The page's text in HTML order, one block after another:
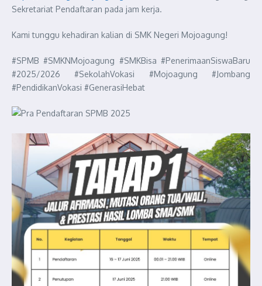
Sekretariat Pendaftaran pada jam kerja.
Kami tunggu kehadiran kalian di SMK Negeri Mojoagung!
#SPMB #SMKNMojoagung #SMKBisa #PenerimaanSiswaBaru
#2025/2026 #SekolahVokasi #Mojoagung #Jombang
#PendidikanVokasi #GenerasiHebat